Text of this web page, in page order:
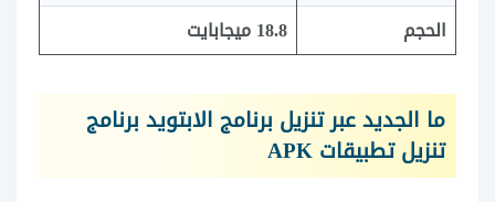
الحجم
18.8 ميجابايت
ما الجديد عبر تنزيل برنامج الابتويد برنامج
تنزيل تطبيقات APK